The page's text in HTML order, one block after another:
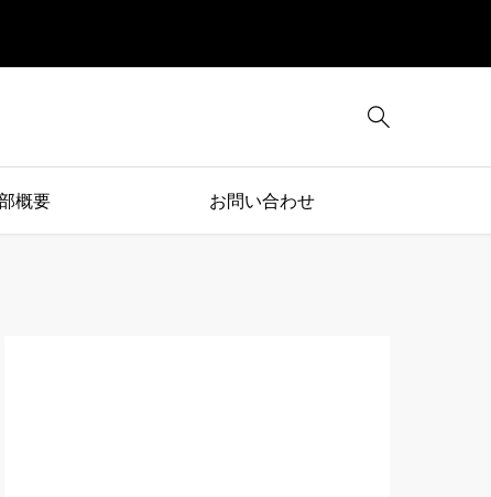

概要 お問い合わせ